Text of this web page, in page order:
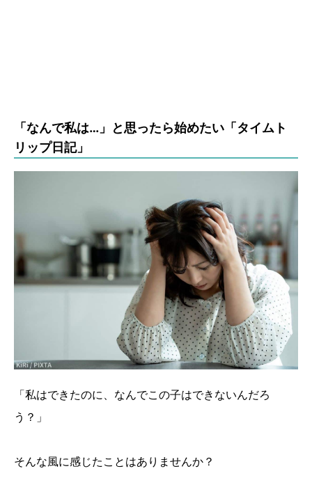
「なんで私は…」と思ったら始めたい「タイムト
リップ日記」
「私はできたのに、なんでこの子はできないんだろ
う？」
そんな風に感じたことはありませんか？